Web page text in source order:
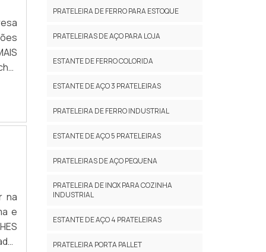
na
e
PRATELEIRA DE FERRO PARA ESTOQUE
PRATELEIRAS DE AÇO PARA LOJA
ESTANTE DE FERRO COLORIDA
ESTANTE DE AÇO 3 PRATELEIRAS
PRATELEIRA DE FERRO INDUSTRIAL
ESTANTE DE AÇO 5 PRATELEIRAS
PRATELEIRAS DE AÇO PEQUENA
PRATELEIRA DE INOX PARA COZINHA
INDUSTRIAL
ESTANTE DE AÇO 4 PRATELEIRAS
PRATELEIRA PORTA PALLET